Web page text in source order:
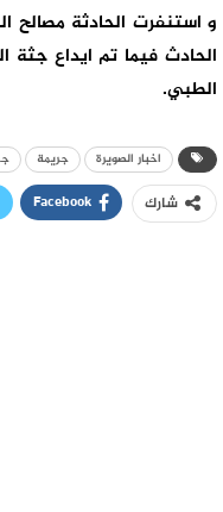
و استنفرت الحادثة مصالح
الحادث فيما تم ايداع جثة
الطبي.
اخبار الصويرة جريمة
شارك Facebook